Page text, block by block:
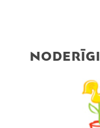
NODERĪGI